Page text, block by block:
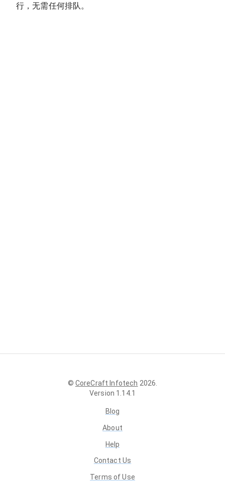
行，无需任何排队。
© CoreCraft Infotech 2026
Version 1.14.1
Blog
About
Help
Contact Us
Terms of Use